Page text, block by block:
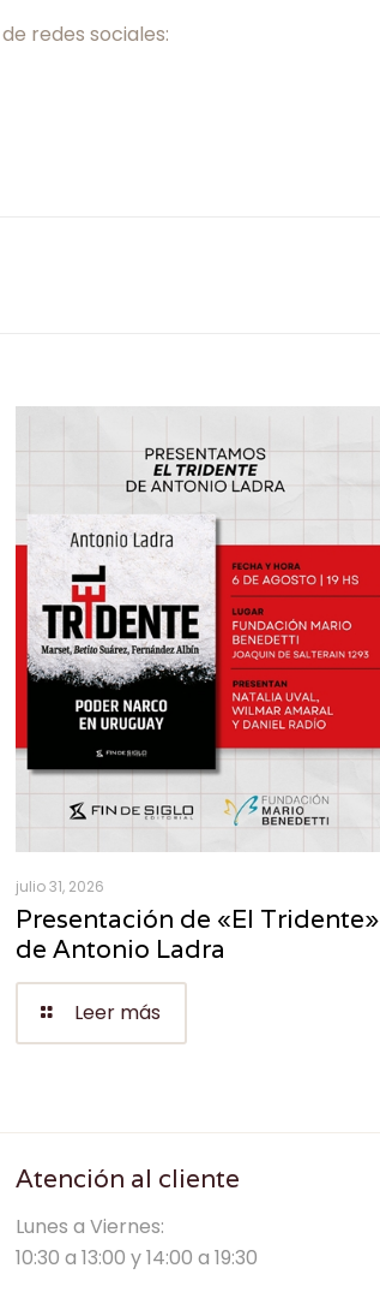
redes sociales:
julio 31, 2026
Presentación de «El Tridente»
de Antonio Ladra
Leer más
Atención al cliente
Lunes a Viernes:
10:30 a 13:00 y 14:00 a 19:30